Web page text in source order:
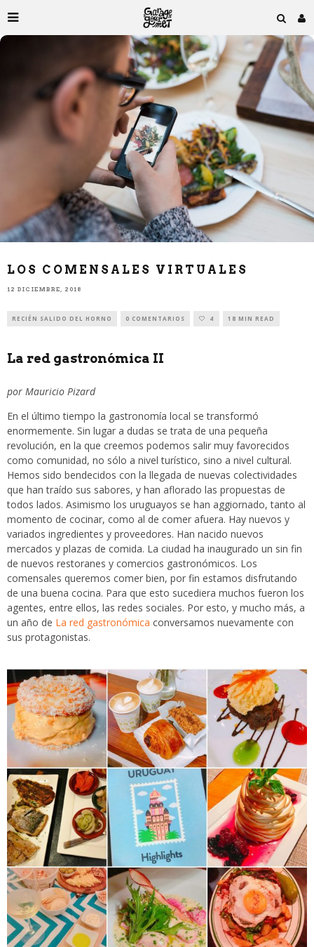
LOS COMENSALES VIRTUALES
12 DICIEMBRE, 2018
RECIÉN SALIDO DEL HORNO 0 COMENTARIOS 4 18 MIN READ
La red gastronómica II
por Mauricio Pizard
En el último tiempo la gastronomía local se transformó
enormemente. Sin lugar a dudas se trata de una pequeña
revolución, en la que creemos podemos salir muy favorecidos
como comunidad, no sólo a nivel turístico, sino a nivel cultural.
Hemos sido bendecidos con la llegada de nuevas colectividades
que han traído sus sabores, y han aflorado las propuestas de
todos lados. Asimismo los uruguayos se han aggiornado, tanto al
momento de cocinar, como al de comer afuera. Hay nuevos y
variados ingredientes y proveedores. Han nacido nuevos
mercados y plazas de comida. La ciudad ha inaugurado un sin fin
de nuevos restoranes y comercios gastronómicos. Los
comensales queremos comer bien, por fin estamos disfrutando
de una buena cocina. Para que esto sucediera muchos fueron los
agentes, entre ellos, las redes sociales. Por esto, y mucho más, a
un año de La red gastronómica conversamos nuevamente con
sus protagonistas.